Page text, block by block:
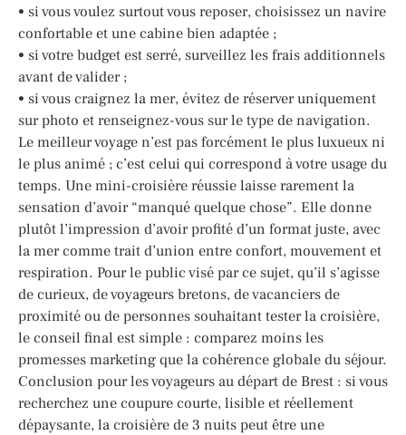
• si vous voulez surtout vous reposer, choisissez un navire
confortable et une cabine bien adaptée ;
• si votre budget est serré, surveillez les frais additionnels
avant de valider ;
• si vous craignez la mer, évitez de réserver uniquement
sur photo et renseignez-vous sur le type de navigation.
Le meilleur voyage n’est pas forcément le plus luxueux ni
le plus animé ; c’est celui qui correspond à votre usage du
temps. Une mini-croisière réussie laisse rarement la
sensation d’avoir “manqué quelque chose”. Elle donne
plutôt l’impression d’avoir profité d’un format juste, avec
la mer comme trait d’union entre confort, mouvement et
respiration. Pour le public visé par ce sujet, qu’il s’agisse
de curieux, de voyageurs bretons, de vacanciers de
proximité ou de personnes souhaitant tester la croisière,
le conseil final est simple : comparez moins les
promesses marketing que la cohérence globale du séjour.
Conclusion pour les voyageurs au départ de Brest : si vous
recherchez une coupure courte, lisible et réellement
dépaysante, la croisière de 3 nuits peut être une